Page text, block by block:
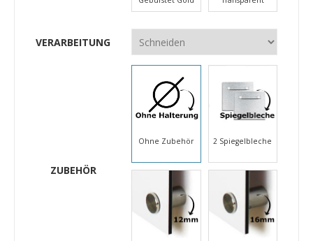
VERARBEITUNG
ZUBEHÖR
Ohne Zubehör 2 Spiegelbleche